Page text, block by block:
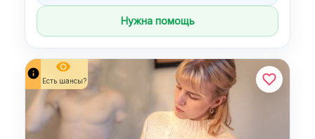
Нужна помощь
info remove_red_eye
Есть шансы?